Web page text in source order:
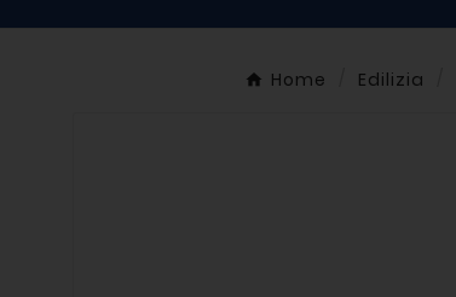
Home Edilizia